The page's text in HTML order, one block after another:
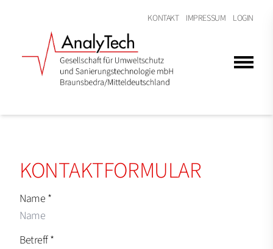
KONTAKT IMPRESSUM LOGIN
KONTAKTFORMULAR
Name *
Betreff*